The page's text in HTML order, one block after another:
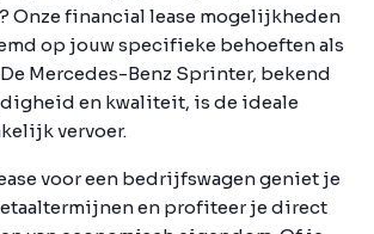
Onze financial lease mogelijkheden
op jouw specifieke behoeften als
Mercedes-Benz Sprinter, bekend
en kwaliteit, is de ideale
vervoer.
voor een bedrijfswagen geniet je
en profiteer je direct